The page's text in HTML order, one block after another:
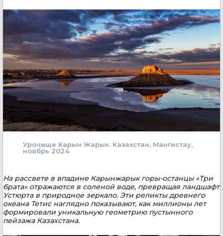
Урочище Карын Жарык. Казахстан, Мангистау,
ноябрь 2024
На рассвете в впадине Карынжарык горы-останцы «Три
брата» отражаются в соленой воде, превращая ландшафт
Устюрта в природное зеркало. Эти реликты древнего
океана Тетис наглядно показывают, как миллионы лет
формировали уникальную геометрию пустынного
пейзажа Казахстана.